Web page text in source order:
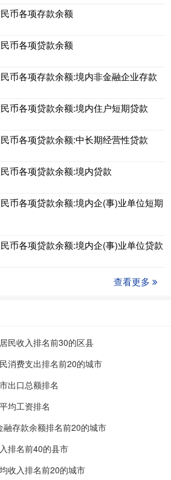
币各项存款余额
币各项贷款余额
币各项存款余额:境内非金融企业存款
币各项贷款余额:境内住户短期贷款
币各项贷款余额:中长期经营性贷款
币各项贷款余额:境内贷款
币各项贷款余额:境内企(事)业单位短期
币各项贷款余额:境内企(事)业单位贷款
查看更多
民收入排名前30的区县
消费支出排名前20的城市
出口总额排名
均工资排名
存款余额排名前20的城市
排名前40的县市
收入排名前20的城市